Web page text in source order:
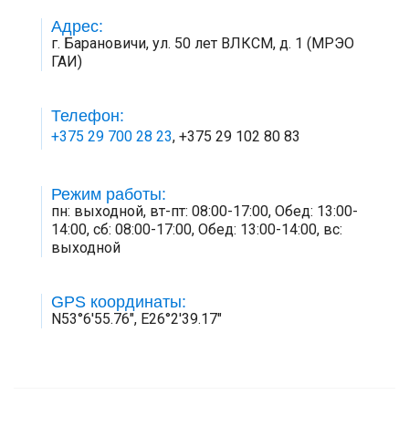
Адрес:
г. Барановичи, ул. 50 лет ВЛКСМ, д. 1 (МРЭО
ГАИ)
Телефон:
+375 29 700 28 23, +375 29 102 80 83
Режим работы:
пн: выходной, вт-пт: 08:00-17:00, Обед: 13:00-
14:00, сб: 08:00-17:00, Обед: 13:00-14:00, вс:
выходной
GPS координаты:
N53°6'55.76", E26°2'39.17"